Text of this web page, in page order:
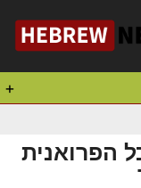
+
הפרואנית